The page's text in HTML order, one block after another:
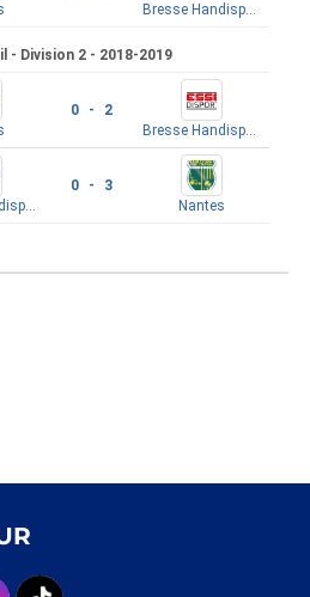
Bresse Handisport
- Division 2 - 2018-2019
0 - 2
Bresse Handisport
Bresse Handisport
0 - 3
Nantes